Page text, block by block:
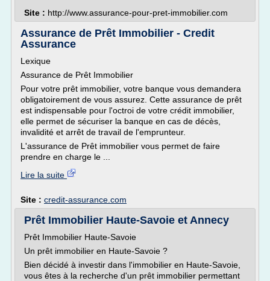
Site : http://www.assurance-pour-pret-immobilier.com
Assurance de Prêt Immobilier - Credit
Assurance
Lexique
Assurance de Prêt Immobilier
Pour votre prêt immobilier, votre banque vous demandera
obligatoirement de vous assurez. Cette assurance de prêt
est indispensable pour l'octroi de votre crédit immobilier,
elle permet de sécuriser la banque en cas de décès,
invalidité et arrêt de travail de l'emprunteur.
L'assurance de Prêt immobilier vous permet de faire
prendre en charge le ...
Lire la suite
Site : credit-assurance.com
Prêt Immobilier Haute-Savoie et Annecy
Prêt Immobilier Haute-Savoie
Un prêt immobilier en Haute-Savoie ?
Bien décidé à investir dans l'immobilier en Haute-Savoie,
vous êtes à la recherche d'un prêt immobilier permettant